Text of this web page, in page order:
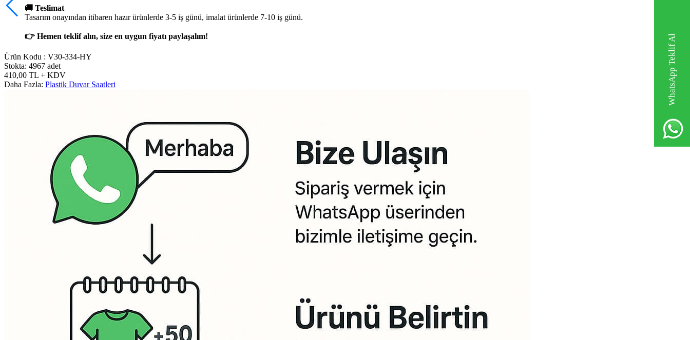
WhatsApp Teklif Al
🚚 Teslimat
Tasarım onayından itibaren hazır ürünlerde 3-5 iş günü, imalat ürünlerde 7-10 iş günü.
👉 Hemen teklif alın, size en uygun fiyatı paylaşalım!
Ürün Kodu : V30-334-HY
Stokta: 4967 adet
410,00 TL + KDV
Daha Fazla: Plastik Duvar Saatleri